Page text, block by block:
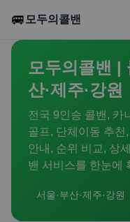
🚐 모두의콜밴
모두의콜밴 |
산·제주·강원
전국 9인승 콜밴, 카
골프, 단체이동 추천,
안내, 순위 비교, 상
밴 서비스를 한눈에
서울·부산·제주·강원